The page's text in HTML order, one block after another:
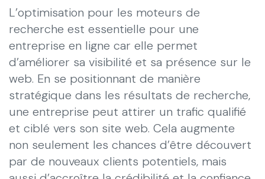
L’optimisation pour les moteurs de
recherche est essentielle pour une
entreprise en ligne car elle permet
d’améliorer sa visibilité et sa présence sur le
web. En se positionnant de manière
stratégique dans les résultats de recherche,
une entreprise peut attirer un trafic qualifié
et ciblé vers son site web. Cela augmente
non seulement les chances d’être découvert
par de nouveaux clients potentiels, mais